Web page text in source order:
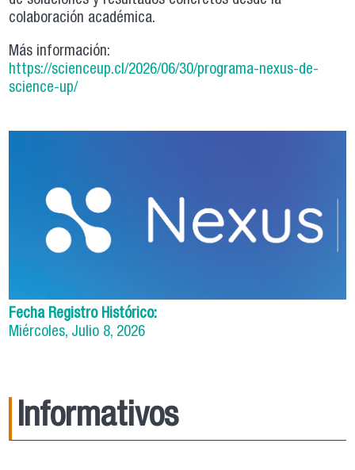
colaboración académica.
Más información:
https://scienceup.cl/2026/06/30/programa-nexus-de-
science-up/
Fecha Registro Histórico:
Miércoles, Julio 8, 2026
Informativos